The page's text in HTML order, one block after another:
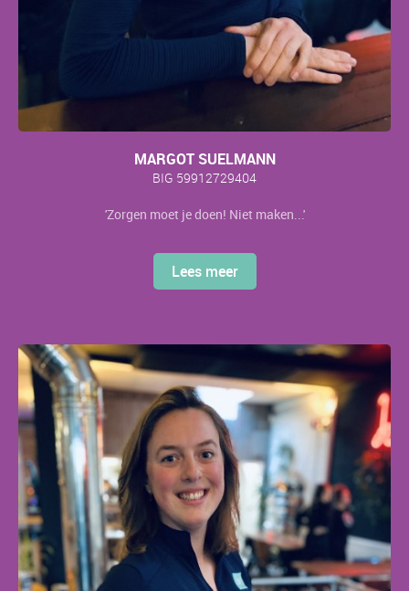
MARGOT SUELMANN
BIG 59912729404
'Zorgen moet je doen! Niet maken...'
Lees meer